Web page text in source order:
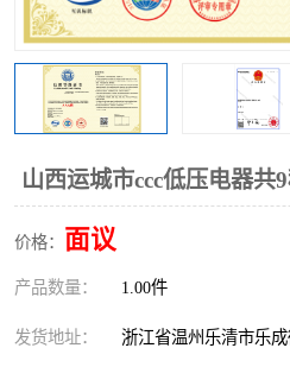
山西运城市ccc低压电器共
价格： 面议
产品数量： 1.00件
发货地址： 浙江省温州乐清市乐